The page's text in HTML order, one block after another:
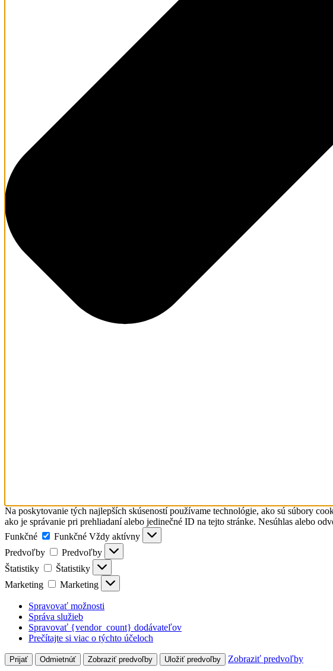
Na poskytovanie tých najlepších skúseností používame technológie, ako sú súbory
ako je správanie pri prehliadaní alebo jedinečné ID na tejto stránke. Nesúhlas alebo
Funkčné
Funkčné Vždy aktívny
Predvoľby
Predvoľby
Štatistiky
Štatistiky
Marketing
Marketing
Spravovať možnosti
Správa služieb
Spravovať {vendor_count} dodávateľov
Prečítajte si viac o týchto účeloch
Prijať Odmietnúť Zobraziť predvoľby Uložiť predvoľby Zobraziť predvoľby